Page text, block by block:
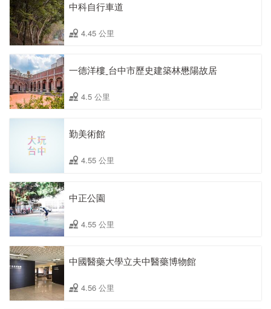
中科自行車道
4.45 公里
一德洋樓ˍ台中市歷史建築林懋陽故居
4.5 公里
勤美術館
4.55 公里
中正公園
4.55 公里
中國醫藥大學立夫中醫藥博物館
4.56 公里